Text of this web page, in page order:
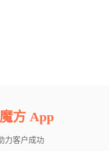
方 App
力客户成功